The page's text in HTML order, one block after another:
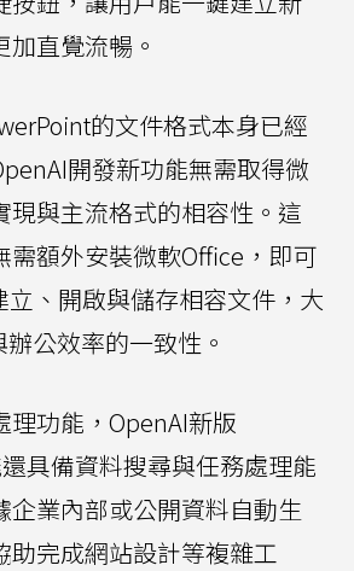
直覺流暢。
的文件格式本身已經
開發新功能無需取得微
現與主流格式的相容性。這
需額外安裝微軟Office，即可
立、開啟與儲存相容文件，大
公效率的一致性。
理功能，OpenAI新版
還具備資料搜尋與任務處理能
企業內部或公開資料自動生
助完成網站設計等複雜工